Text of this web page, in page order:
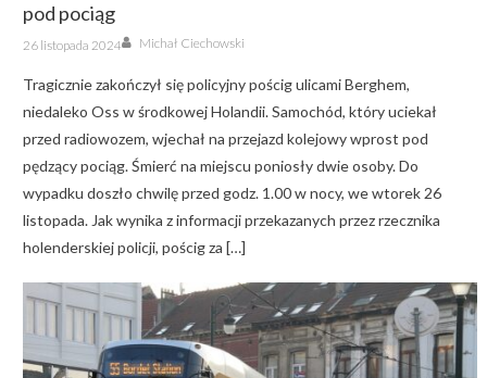
pod pociąg
Posted
on
26 listopada 2024 Author
Michał Ciechowski
Tragicznie zakończył się policyjny pościg ulicami Berghem,
niedaleko Oss w środkowej Holandii. Samochód, który uciekał
przed radiowozem, wjechał na przejazd kolejowy wprost pod
pędzący pociąg. Śmierć na miejscu poniosły dwie osoby. Do
wypadku doszło chwilę przed godz. 1.00 w nocy, we wtorek 26
listopada. Jak wynika z informacji przekazanych przez rzecznika
holenderskiej policji, pościg za […]